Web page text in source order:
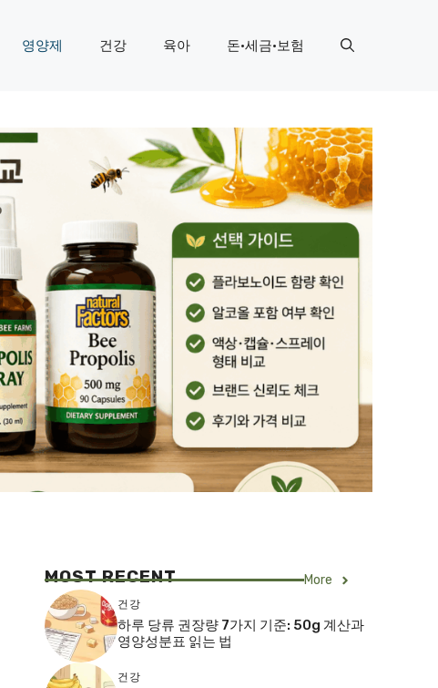
영양제 건강 육아 돈·세금·보험
MOST RECENT More
건강
하루 당류 권장량 7가지 기준: 50g 계산과
영양성분표 읽는 법
건강